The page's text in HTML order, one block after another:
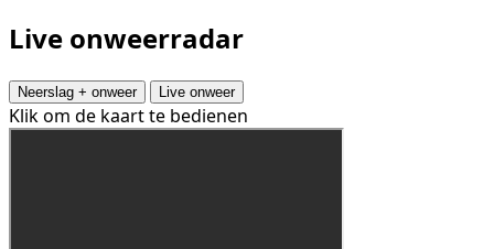
Live onweerradar
Neerslag + onweer Live onweer
Klik om de kaart te bedienen